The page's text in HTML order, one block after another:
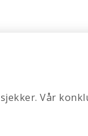
Vår